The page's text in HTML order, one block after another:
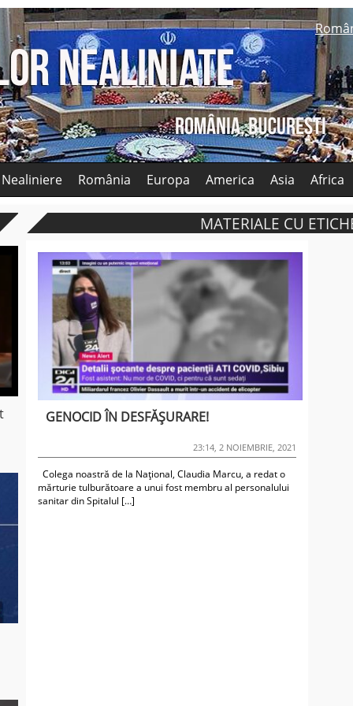
România Europa America Asia Africa
MATERIALE CU
GENOCID ÎN DESFĂȘURARE!
23:14, 2 NOIEMBRIE, 2021
Colega noastră de la Național, Claudia Marcu, a redat o
mărturie tulburătoare a unui fost membru al personalului
sanitar din Spitalul […]